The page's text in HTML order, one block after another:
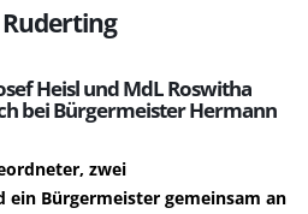
Heisl und MdL Roswitha
bei Bürgermeister Hermann
zwei
ein Bürgermeister gemeinsam an